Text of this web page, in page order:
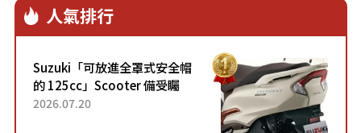
人氣排行
Suzuki「可放進全罩式安全帽
的 125cc」Scooter 備受矚
目！採用全新流線設計與各項
2026.07.20